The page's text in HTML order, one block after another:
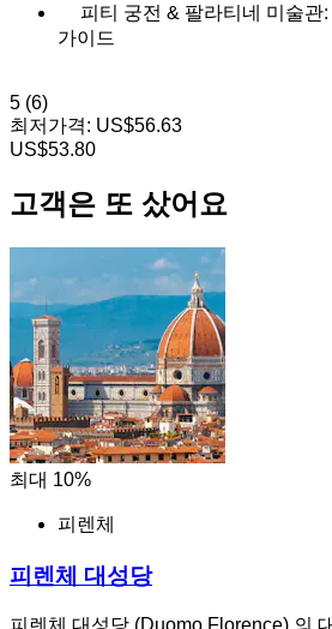
피티 궁전 & 팔라티네 미술관
가이드
5 (6)
최저가격: US$56.63
US$53.80
고객은 또 샀어요
최대 10%
피렌체
피렌체 대성당